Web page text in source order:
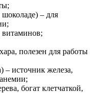
– для
полезен для работы
– источник железа,
богат клетчаткой,